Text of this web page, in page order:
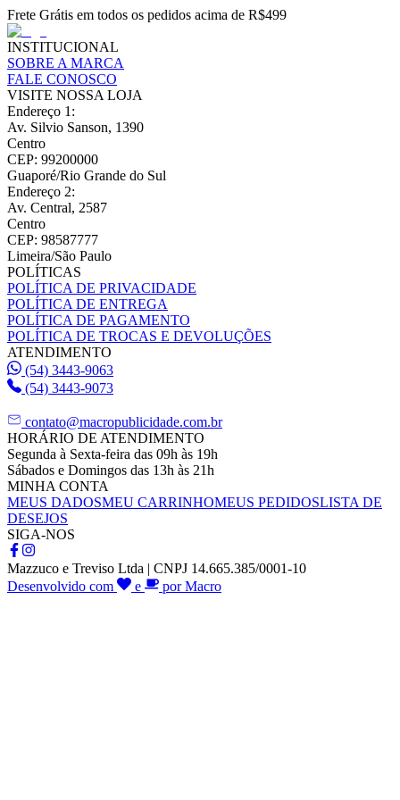
Frete Grátis em todos os pedidos acima de R$499
INSTITUCIONAL
SOBRE A MARCA
FALE CONOSCO
VISITE NOSSA LOJA
Endereço 1 :
Av. Silvio Sanson, 1390
Centro
CEP: 99200000
Guaporé/Rio Grande do Sul
Endereço 2:
Av. Central, 2587
Centro
CEP: 98587777
Limeira/São Paulo
POLÍTICAS
POLÍTICA DE PRIVACIDADE
POLÍTICA DE ENTREGA
POLÍTICA DE PAGAMENTO
POLÍTICA DE TROCAS E DEVOLUÇÕES
ATENDIMENTO
(54) 3443-9063
(54) 3443-9073
contato@macropublicidade.com.br
HORÁRIO DE ATENDIMENTO
Segunda à Sexta-feira das 09h às 19h
Sábados e Domingos das 13h às 21h
MINHA CONTA
MEUS DADOSMEU CARRINHOMEUS PEDIDOSLISTA DE
DESEJOS
SIGA-NOS
Mazzuco e Treviso Ltda | CNPJ 14.665.385/0001-10
Desenvolvido com
e por Macro